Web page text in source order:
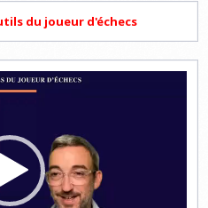
du joueur d'échecs